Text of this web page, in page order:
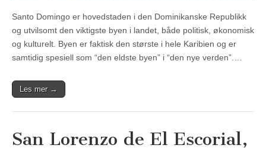
Santo Domingo er hovedstaden i den Dominikanske Republikk
og utvilsomt den viktigste byen i landet, både politisk, økonomisk
og kulturelt. Byen er faktisk den største i hele Karibien og er
samtidig spesiell som “den eldste byen” i “den nye verden”.…
Les mer →
San Lorenzo de El Escorial,